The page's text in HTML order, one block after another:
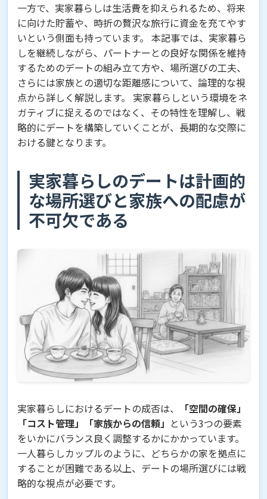
一方で、実家暮らしは生活費を抑えられるため、将来
に向けた貯蓄や、時折の贅沢な旅行に資金を充てやす
いという側面も持っています。 本記事では、実家暮ら
しを継続しながら、パートナーとの良好な関係を維持
するためのデートの組み立て方や、場所選びの工夫、
さらには家族との適切な距離感について、論理的な視
点から詳しく解説します。 実家暮らしという環境をネ
ガティブに捉えるのではなく、その特性を理解し、戦
略的にデートを構築していくことが、長期的な交際に
おける鍵となります。
実家暮らしのデートは計画的
な場所選びと家族への配慮が
不可欠である
実家暮らしにおけるデートの成否は、
「空間の確保」
「コスト管理」「家族からの信頼」 という3つの要素
をいかにバランス良く調整するかにかかっています。
一人暮らしカップルのように、どちらかの家を拠点に
することが困難である以上、デートの場所選びには戦
略的な視点が必要です。